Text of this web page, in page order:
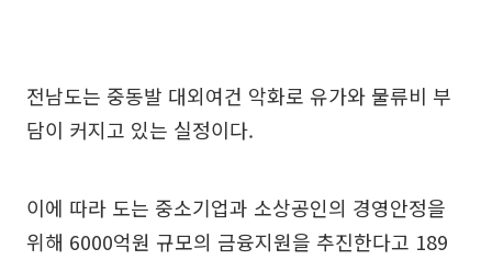
전남도는 중동발 대외여건 악화로 유가와 물류비 부
담이 커지고 있는 실정이다.
이에 따라 도는 중소기업과 소상공인의 경영안정을
위해 6000억원 규모의 금융지원을 추진한다고 189